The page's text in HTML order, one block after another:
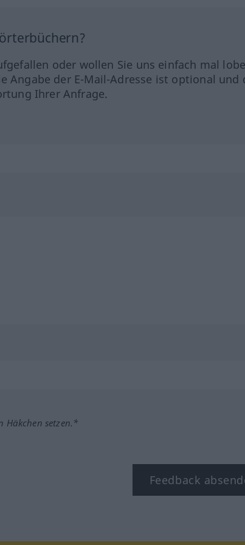
oder wollen Sie uns einfach mal
Angabe der E-Mail-Adresse ist optional und
Ihrer Anfrage.
Häkchen setzen.*
Feedback